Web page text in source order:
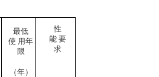
最低
使 用年
限
（年）
性
能 要
求